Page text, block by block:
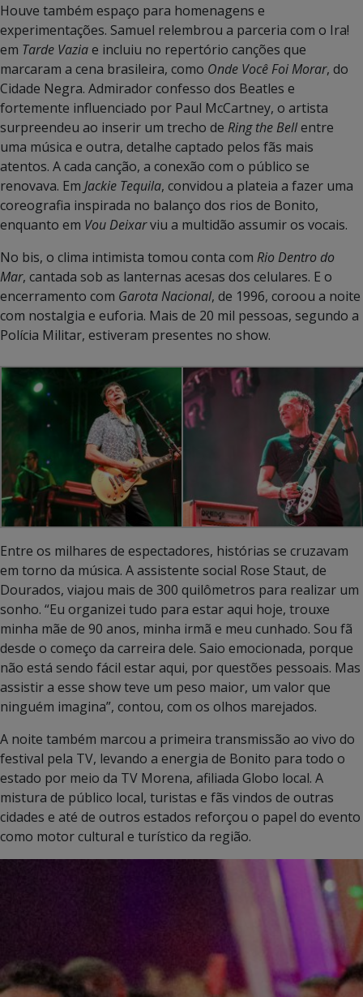
Houve também espaço para homenagens e
experimentações. Samuel relembrou a parceria com o Ira!
em Tarde Vaziae incluiu no repertório canções que
marcaram a cena brasileira, como Onde Você Foi Morar, do
Cidade Negra. Admirador confesso dos Beatles e
fortemente influenciado por Paul McCartney, o artista
surpreendeu ao inserir um trecho de Ring the Bellentre
uma música e outra, detalhe captado pelos fãs mais
atentos. A cada canção, a conexão com o público se
renovava. Em Jackie Tequila, convidou a plateia a fazer uma
coreografia inspirada no balanço dos rios de Bonito,
enquanto em Vou Deixarviu a multidão assumir os vocais.
No bis, o clima intimista tomou conta com Rio Dentro do
Mar, cantada sob as lanternas acesas dos celulares. E o
encerramento com Garota Nacional, de 1996, coroou a noite
com nostalgia e euforia. Mais de 20 mil pessoas, segundo a
Polícia Militar, estiveram presentes no show.
Entre os milhares de espectadores, histórias se cruzavam
em torno da música. A assistente social Rose Staut, de
Dourados, viajou mais de 300 quilômetros para realizar um
sonho. “Eu organizei tudo para estar aqui hoje, trouxe
minha mãe de 90 anos, minha irmã e meu cunhado. Sou fã
desde o começo da carreira dele. Saio emocionada, porque
não está sendo fácil estar aqui, por questões pessoais. Mas
assistir a esse show teve um peso maior, um valor que
ninguém imagina”, contou, com os olhos marejados.
A noite também marcou a primeira transmissão ao vivo do
festival pela TV, levando a energia de Bonito para todo o
estado por meio da TV Morena, afiliada Globo local. A
mistura de público local, turistas e fãs vindos de outras
cidades e até de outros estados reforçou o papel do evento
como motor cultural e turístico da região.